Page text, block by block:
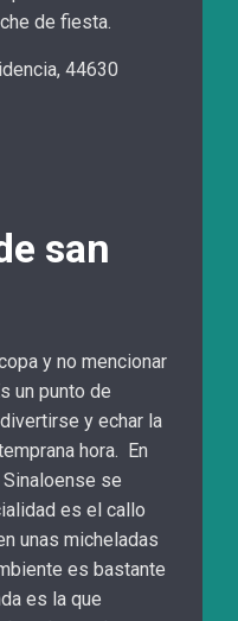
de fiesta.
44630
san
y no mencionar
un punto de
y echar la
hora. En
se
es el callo
unas micheladas
es bastante
es la que